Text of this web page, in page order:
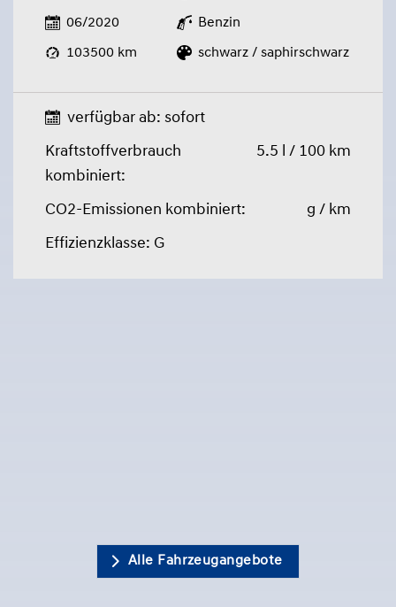
06/2020 Benzin
103500 km schwarz / saphirschwarz
verfügbar ab: sofort
Kraftstoffverbrauch
kombiniert:
5.5 l / 100 km
CO2-Emissionen kombiniert:
g / km
Effizienzklasse: G
Alle Fahrzeugangebote